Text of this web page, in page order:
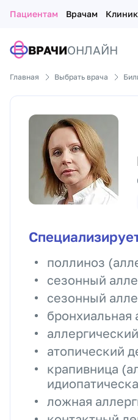
Пациентам Врачам
ВРАЧИОНЛАЙН
Главная Выбрать врача
поллиноз
сезонный
сезонный
бронхиальная
атопический
крапивница
ложная